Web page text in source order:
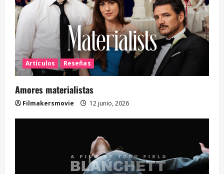
Artículos Reseñas
Amores materialistas
Filmakersmovie 12 junio, 2026